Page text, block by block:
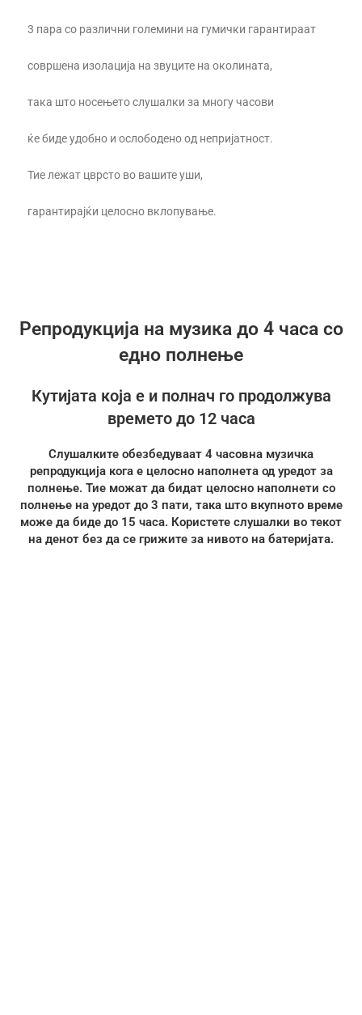
3 пара со различни големини на гумички гарантираат
совршена изолација на звуците на околината,
така што носењето слушалки за многу часови
ќе биде удобно и ослободено од непријатност.
Тие лежат цврсто во вашите уши,
гарантирајќи целосно вклопување.
Репродукција на музика до 4 часа со
едно полнење
Кутијата која е и полнач го продолжува
времето до 12 часа
Слушалките обезбедуваат 4 часовна музичка
репродукција кога е целосно наполнета од уредот за
полнење. Тие можат да бидат целосно наполнети со
полнење на уредот до 3 пати, така што вкупното време
може да биде до 15 часа. Користете слушалки во текот
на денот без да се грижите за нивото на батеријата.